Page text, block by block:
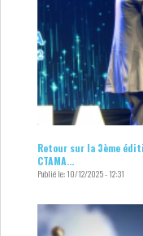
Retour sur la 3ème
CTAMA...
Publié le:10/12/2025 - 12:31